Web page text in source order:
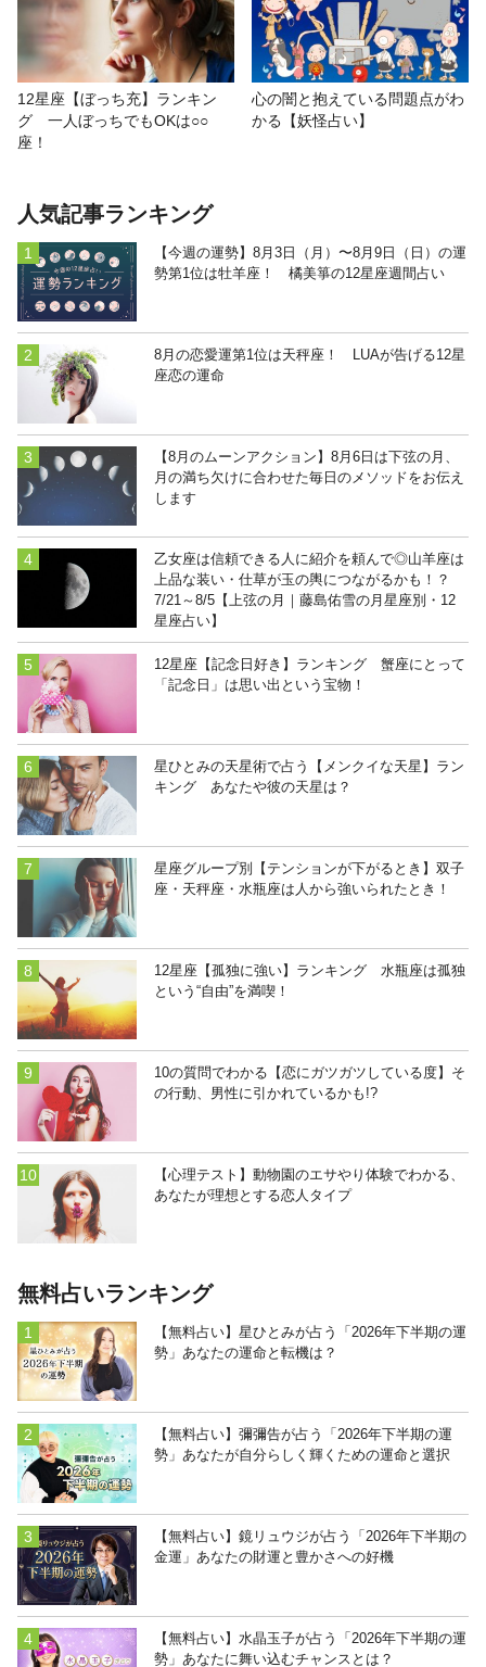
12星座【ぼっち充】ランキン
グ 一人ぼっちでもOKは○○
座！
心の闇と抱えている問題点がわ
かる【妖怪占い】
人気記事ランキング
【今週の運勢】8月3日（月）〜8月9日（日）の運
勢第1位は牡羊座！ 橘美箏の12星座週間占い
8月の恋愛運第1位は天秤座！ LUAが告げる12星
座恋の運命
【8月のムーンアクション】8月6日は下弦の月、
月の満ち欠けに合わせた毎日のメソッドをお伝え
します
乙女座は信頼できる人に紹介を頼んで◎山羊座は
上品な装い・仕草が玉の輿につながるかも！？
7/21～8/5【上弦の月｜藤島佑雪の月星座別・12
星座占い】
12星座【記念日好き】ランキング 蟹座にとって
「記念日」は思い出という宝物！
星ひとみの天星術で占う【メンクイな天星】ラン
キング あなたや彼の天星は？
星座グループ別【テンションが下がるとき】双子
座・天秤座・水瓶座は人から強いられたとき！
12星座【孤独に強い】ランキング 水瓶座は孤独
という“自由”を満喫！
10の質問でわかる【恋にガツガツしている度】そ
の行動、男性に引かれているかも!?
【心理テスト】動物園のエサやり体験でわかる、
あなたが理想とする恋人タイプ
無料占いランキング
【無料占い】星ひとみが占う「2026年下半期の運
勢」あなたの運命と転機は？
【無料占い】彌彌告が占う「2026年下半期の運
勢」あなたが自分らしく輝くための運命と選択
【無料占い】鏡リュウジが占う「2026年下半期の
金運」あなたの財運と豊かさへの好機
【無料占い】水晶玉子が占う「2026年下半期の運
勢」あなたに舞い込むチャンスとは？